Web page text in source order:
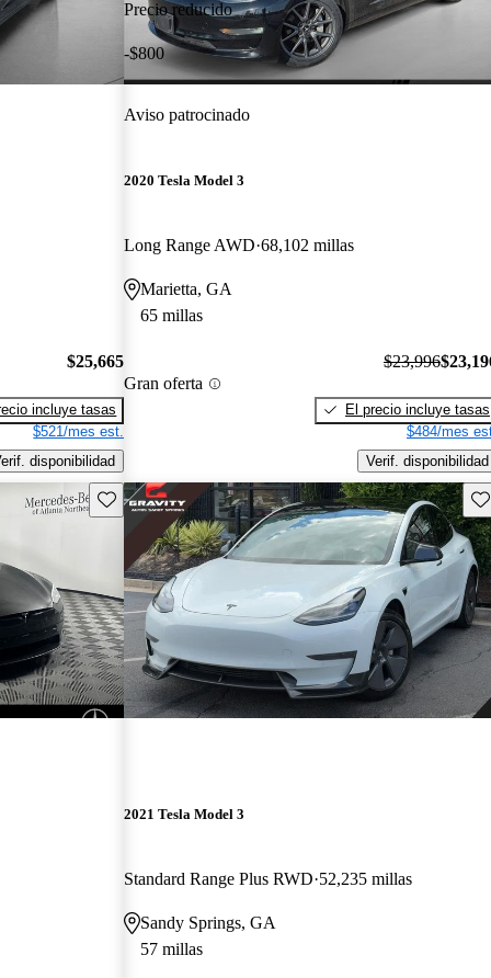
$25,665
incluye tasas
$521/mes est.
disponibilidad
Precio reducido
-$800
Aviso patrocinado
2020 Tesla Model 3
Long Range AWD 68,102 millas
Marietta, GA
65 millas
Gran oferta
$23,996
El precio incluye tasas
$484/mes
Verif. disponibilidad
Guarda este Aviso
2021 Tesla Model 3
Standard Range Plus RWD 52,235 millas
Sandy Springs, GA
57 millas